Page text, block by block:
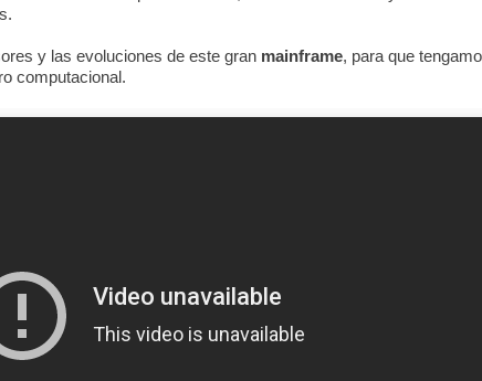
y las evoluciones de este gran mainframe, para que
computacional.